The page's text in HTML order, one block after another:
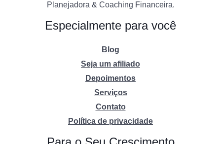
Planejadora & Coaching Financeira.
Especialmente para você
Blog
Seja um afiliado
Depoimentos
Serviços
Contato
Política de privacidade